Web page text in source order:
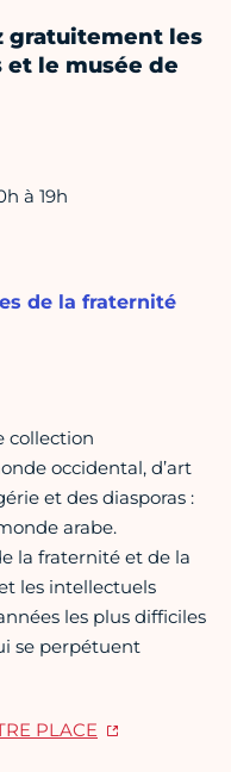
gratuitement les
le musée de
à 19h
de la fraternité
collection
occidental, d’art
et des diasporas :
arabe.
la fraternité et de la
les intellectuels
les plus difficiles
se perpétuent
PLACE